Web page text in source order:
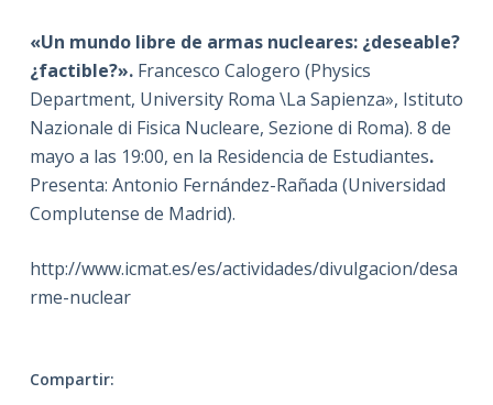
«Un mundo libre de armas nucleares: ¿deseable?
¿factible?».Francesco Calogero (Physics
Department, University Roma \La Sapienza», Istituto
Nazionale di Fisica Nucleare, Sezione di Roma). 8 de
mayo a las 19:00, en la Residencia de Estudiantes.
Presenta: Antonio Fernández-Rañada (Universidad
Complutense de Madrid).
http://www.icmat.es/es/actividades/divulgacion/desa
rme-nuclear
Compartir: